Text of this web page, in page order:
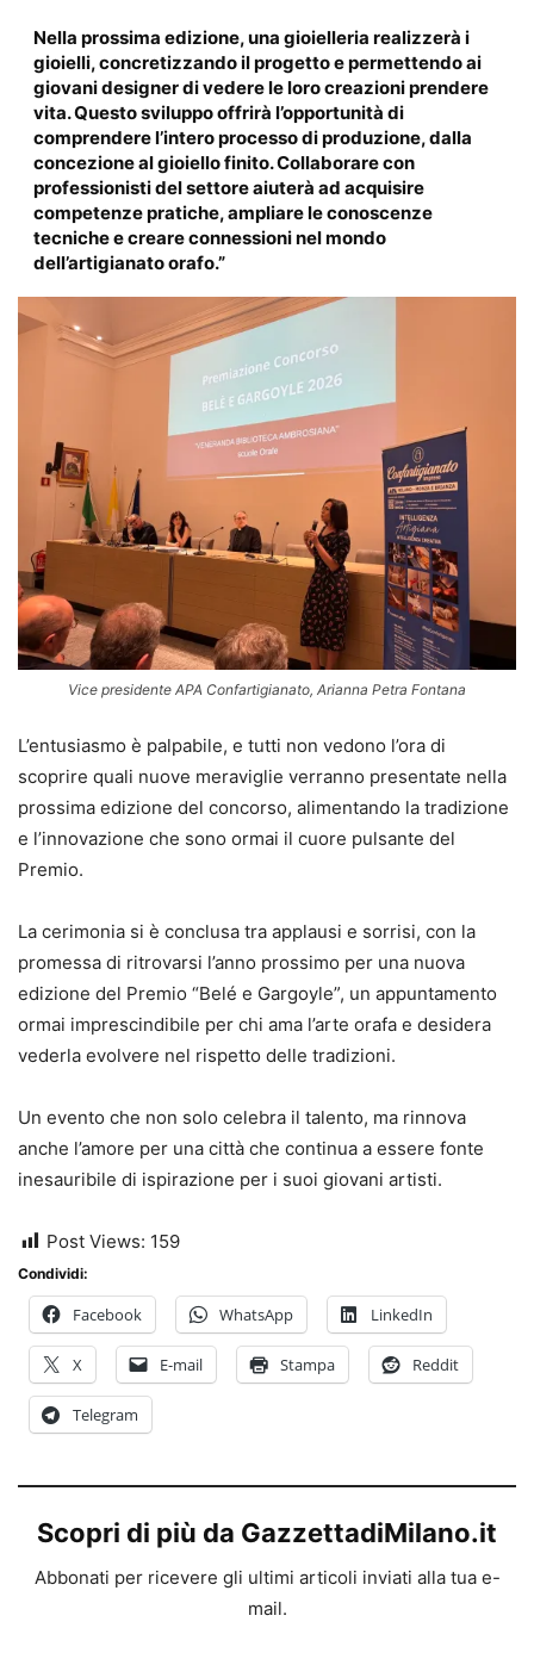
Nella prossima edizione, una gioielleria realizzerà i
gioielli, concretizzando il progetto e permettendo ai
giovani designer di vedere le loro creazioni prendere
vita. Questo sviluppo offrirà l’opportunità di
comprendere l’intero processo di produzione, dalla
concezione al gioiello finito. Collaborare con
professionisti del settore aiuterà ad acquisire
competenze pratiche, ampliare le conoscenze
tecniche e creare connessioni nel mondo
dell’artigianato orafo.”
Vice presidente APA Confartigianato, Arianna Petra Fontana
L’entusiasmo è palpabile, e tutti non vedono l’ora di
scoprire quali nuove meraviglie verranno presentate nella
prossima edizione del concorso, alimentando la tradizione
e l’innovazione che sono ormai il cuore pulsante del
Premio.
La cerimonia si è conclusa tra applausi e sorrisi, con la
promessa di ritrovarsi l’anno prossimo per una nuova
edizione del Premio “Belé e Gargoyle”, un appuntamento
ormai imprescindibile per chi ama l’arte orafa e desidera
vederla evolvere nel rispetto delle tradizioni.
Un evento che non solo celebra il talento, ma rinnova
anche l’amore per una città che continua a essere fonte
inesauribile di ispirazione per i suoi giovani artisti.
Post Views: 159
Condividi:
Facebook WhatsApp LinkedIn
X E-mail Stampa Reddit
Telegram
Scopri di più da GazzettadiMilano.it
Abbonati per ricevere gli ultimi articoli inviati alla tua e-
mail.